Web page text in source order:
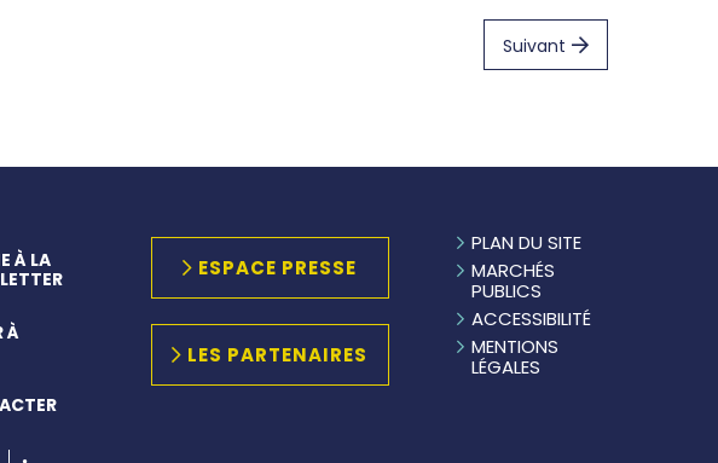
Suivant
À LA
À
ESPACE PRESSE
LES PARTENAIRES
PLAN DU SITE
MARCHÉS
PUBLICS
ACCESSIBILITÉ
MENTIONS
LÉGALES